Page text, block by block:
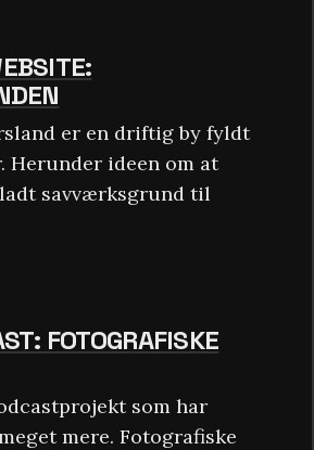
er en driftig by fyldt
Herunder ideen om at
savværksgrund til
FOTOGRAFISKE
som har
mere. Fotografiske